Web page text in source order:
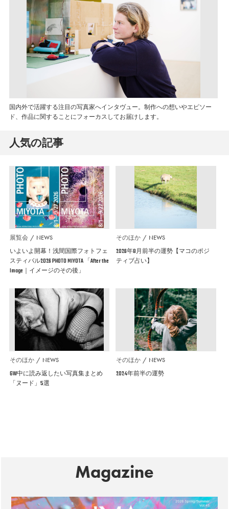
国内外で活躍する注目の写真家へインタヴュー。制作への想いやエピソー
ド、作品に関することにフォーカスしてお届けします。
人気の記事
展覧会 NEWS
いよいよ開幕！浅間国際フォトフェ
スティバル2026 PHOTO MIYOTA 「After the
Image｜イメージのその後」
そのほか NEWS
2026年8月前半の運勢【マコのポジ
ティブ占い】
そのほか NEWS
GW中に読み返したい写真集まとめ
「ヌード」5選
そのほか NEWS
2024年前半の運勢
Magazine